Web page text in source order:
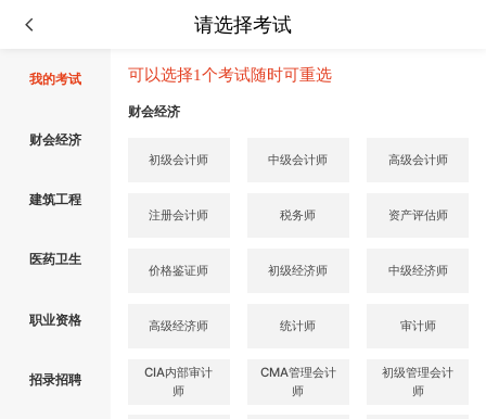
请选择考试
我的考试
财会经济
建筑工程
医药卫生
职业资格
招录招聘
可以选择1个考试随时可重选
财会经济
初级会计师 中级会计师 高级会计师
注册会计师 税务师 资产评估师
价格鉴证师 初级经济师 中级经济师
高级经济师 统计师 审计师
CIA内部审计
师
CMA管理会计
师
初级管理会计
师